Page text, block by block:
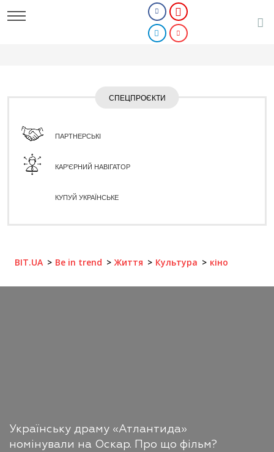
СПЕЦПРОЄКТИ
ПАРТНЕРСЬКІ
КАР'ЄРНИЙ НАВІГАТОР
КУПУЙ УКРАЇНСЬКЕ
BIT.UA Be in trend Життя Культура кіно
Українську драму «Атлантида»
номінували на Оскар. Про що фільм?